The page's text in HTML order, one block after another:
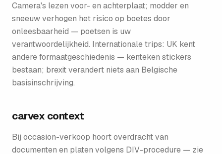
Camera's lezen voor- en achterplaat; modder en
sneeuw verhogen het risico op boetes door
onleesbaarheid — poetsen is uw
verantwoordelijkheid. Internationale trips: UK kent
andere formaatgeschiedenis — kenteken stickers
bestaan; brexit verandert niets aan Belgische
basisinschrijving.
carvex context
Bij occasion-verkoop hoort overdracht van
documenten en platen volgens DIV-procedure — zie